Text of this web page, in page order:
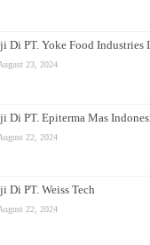
Di PT. Yoke Food Industries
23, 2024
Di PT. Epiterma Mas
22, 2024
Di PT. Weiss Tech
22, 2024